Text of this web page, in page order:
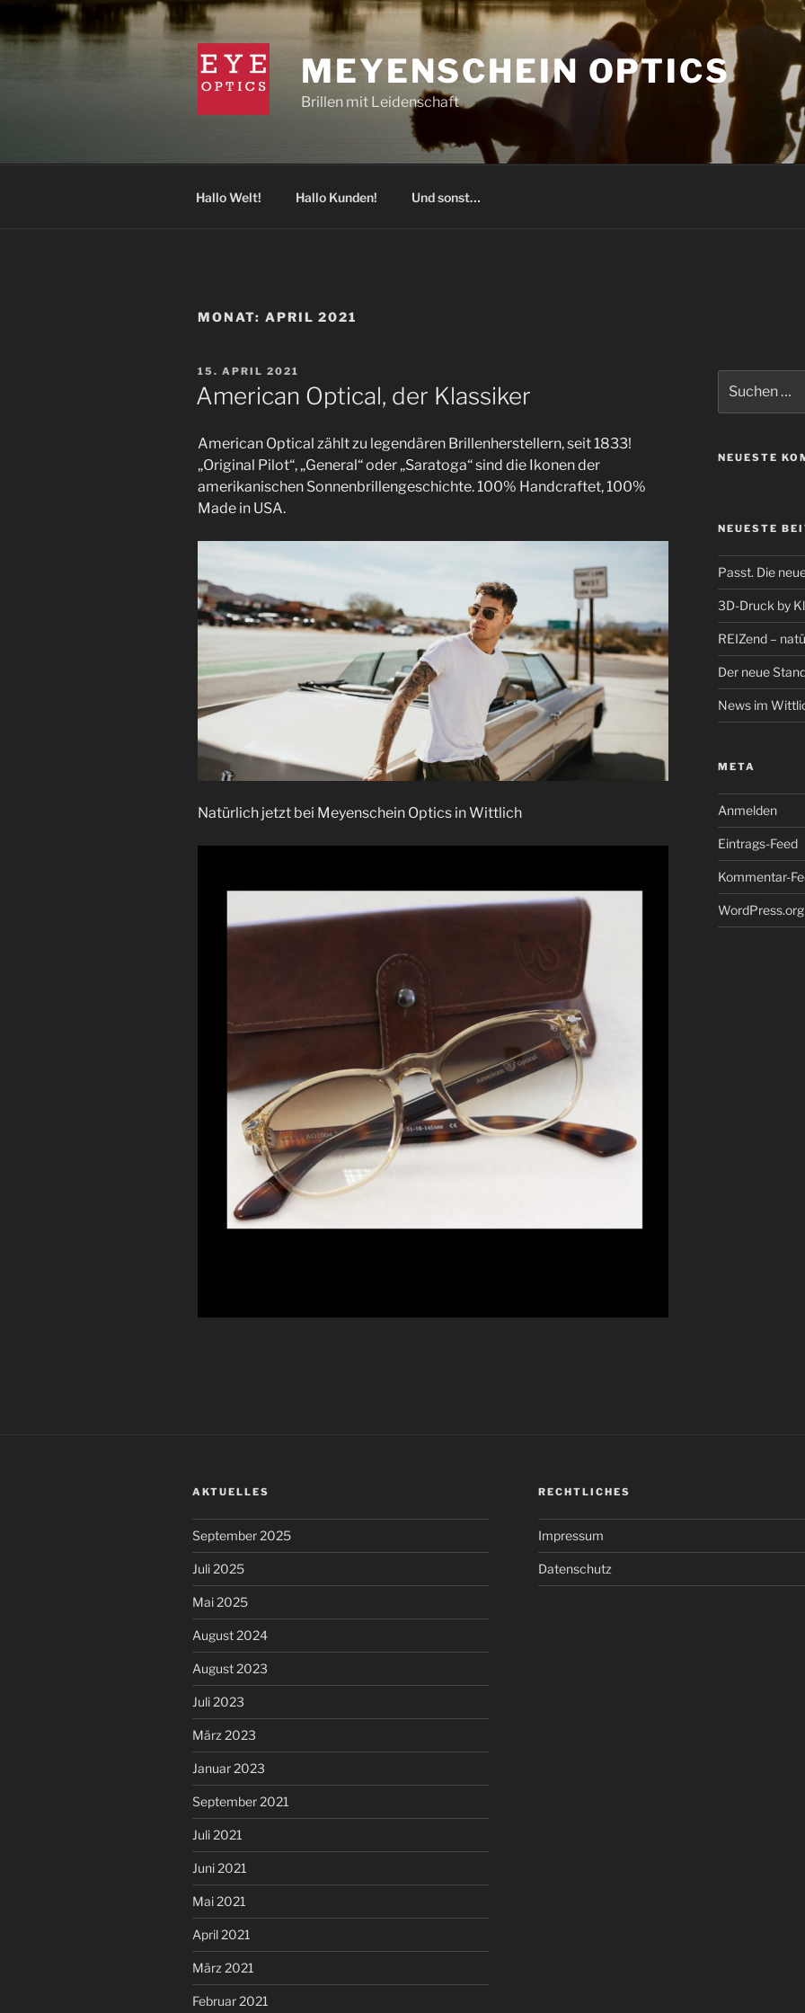
Inhalt
MEYENSCHEIN OPTICS
Brillen mit Leidenschaft
Hallo Welt! Hallo Kunden! Und sonst…
MONAT: APRIL 2021
VERÖFFENTLICHT
AM
15. APRIL 2021
American Optical, der Klassiker
American Optical zählt zu legendären Brillenherstellern, seit 1833!
„Original Pilot“, „General“ oder „Saratoga“ sind die Ikonen der
amerikanischen Sonnenbrillengeschichte. 100% Handcraftet, 100%
Made in USA.
Natürlich jetzt bei Meyenschein Optics in Wittlich
nach:
NEUESTE
NEUESTE
Passt. Die
3D-Druck by
REIZend –
Der neue
News im
META
Anmelden
Eintrags-Feed
Kommentar-
WordPress.org
AKTUELLES
September 2025
Juli 2025
Mai 2025
August 2024
August 2023
Juli 2023
März 2023
Januar 2023
September 2021
Juli 2021
Juni 2021
Mai 2021
April 2021
März 2021
Februar 2021
RECHTLICHES
Impressum
Datenschutz